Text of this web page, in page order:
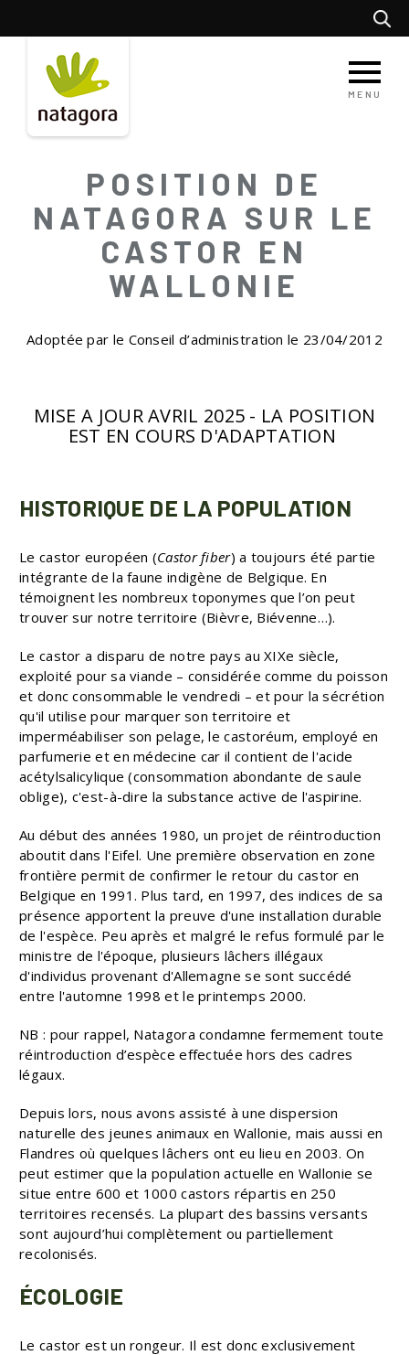
principal
MENU
POSITION DE
NATAGORA SUR LE
CASTOR EN
WALLONIE
Adoptée par le Conseil d’administration le 23/04/2012
MISE A JOUR AVRIL 2025 - LA POSITION
EST EN COURS D'ADAPTATION
HISTORIQUE DE LA POPULATION
Le castor européen (Castor fiber) a toujours été partie
intégrante de la faune indigène de Belgique. En
témoignent les nombreux toponymes que l’on peut
trouver sur notre territoire (Bièvre, Biévenne…).
Le castor a disparu de notre pays au XIXe siècle,
exploité pour sa viande – considérée comme du poisson
et donc consommable le vendredi – et pour la sécrétion
qu'il utilise pour marquer son territoire et
imperméabiliser son pelage, le castoréum, employé en
parfumerie et en médecine car il contient de l'acide
acétylsalicylique (consommation abondante de saule
oblige), c'est-à-dire la substance active de l'aspirine.
Au début des années 1980, un projet de réintroduction
aboutit dans l'Eifel. Une première observation en zone
frontière permit de confirmer le retour du castor en
Belgique en 1991. Plus tard, en 1997, des indices de sa
présence apportent la preuve d'une installation durable
de l'espèce. Peu après et malgré le refus formulé par le
ministre de l'époque, plusieurs lâchers illégaux
d'individus provenant d'Allemagne se sont succédé
entre l'automne 1998 et le printemps 2000.
NB : pour rappel, Natagora condamne fermement toute
réintroduction d’espèce effectuée hors des cadres
légaux.
Depuis lors, nous avons assisté à une dispersion
naturelle des jeunes animaux en Wallonie, mais aussi en
Flandres où quelques lâchers ont eu lieu en 2003. On
peut estimer que la population actuelle en Wallonie se
situe entre 600 et 1000 castors répartis en 250
territoires recensés. La plupart des bassins versants
sont aujourd’hui complètement ou partiellement
recolonisés.
ÉCOLOGIE
Le castor est un rongeur. Il est donc exclusivement